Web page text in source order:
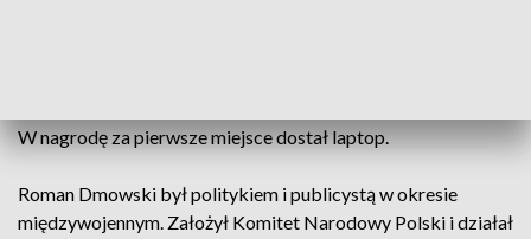
W nagrodę za pierwsze miejsce dostał laptop.
Roman Dmowski był politykiem i publicystą w okresie
międzywojennym. Założył Komitet Narodowy Polski i działał